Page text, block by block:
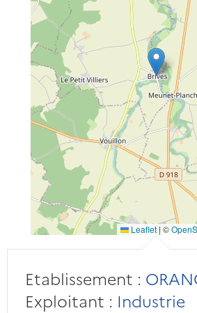
Leaflet | ©
Etablissement :
Exploitant : Industrie